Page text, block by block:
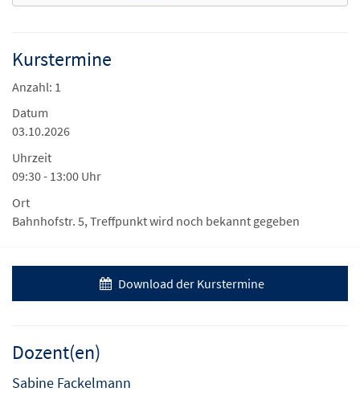
Kurstermine
Anzahl: 1
Datum
03.10.2026
Uhrzeit
09:30 - 13:00 Uhr
Ort
Bahnhofstr. 5, Treffpunkt wird noch bekannt gegeben
Download der Kurstermine
Dozent(en)
Sabine Fackelmann